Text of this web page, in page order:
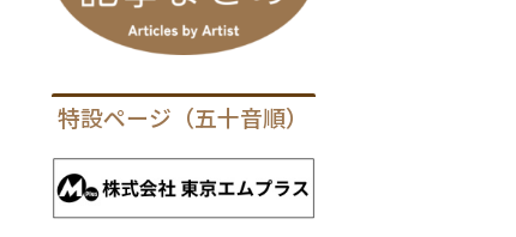
特設ページ（五十音順）